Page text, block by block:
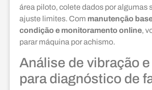
área piloto, colete dados por algumas
ajuste limites. Com manutenção
condição e monitoramento online,
parar máquina por achismo.
Análise de vibração
para diagnóstico de